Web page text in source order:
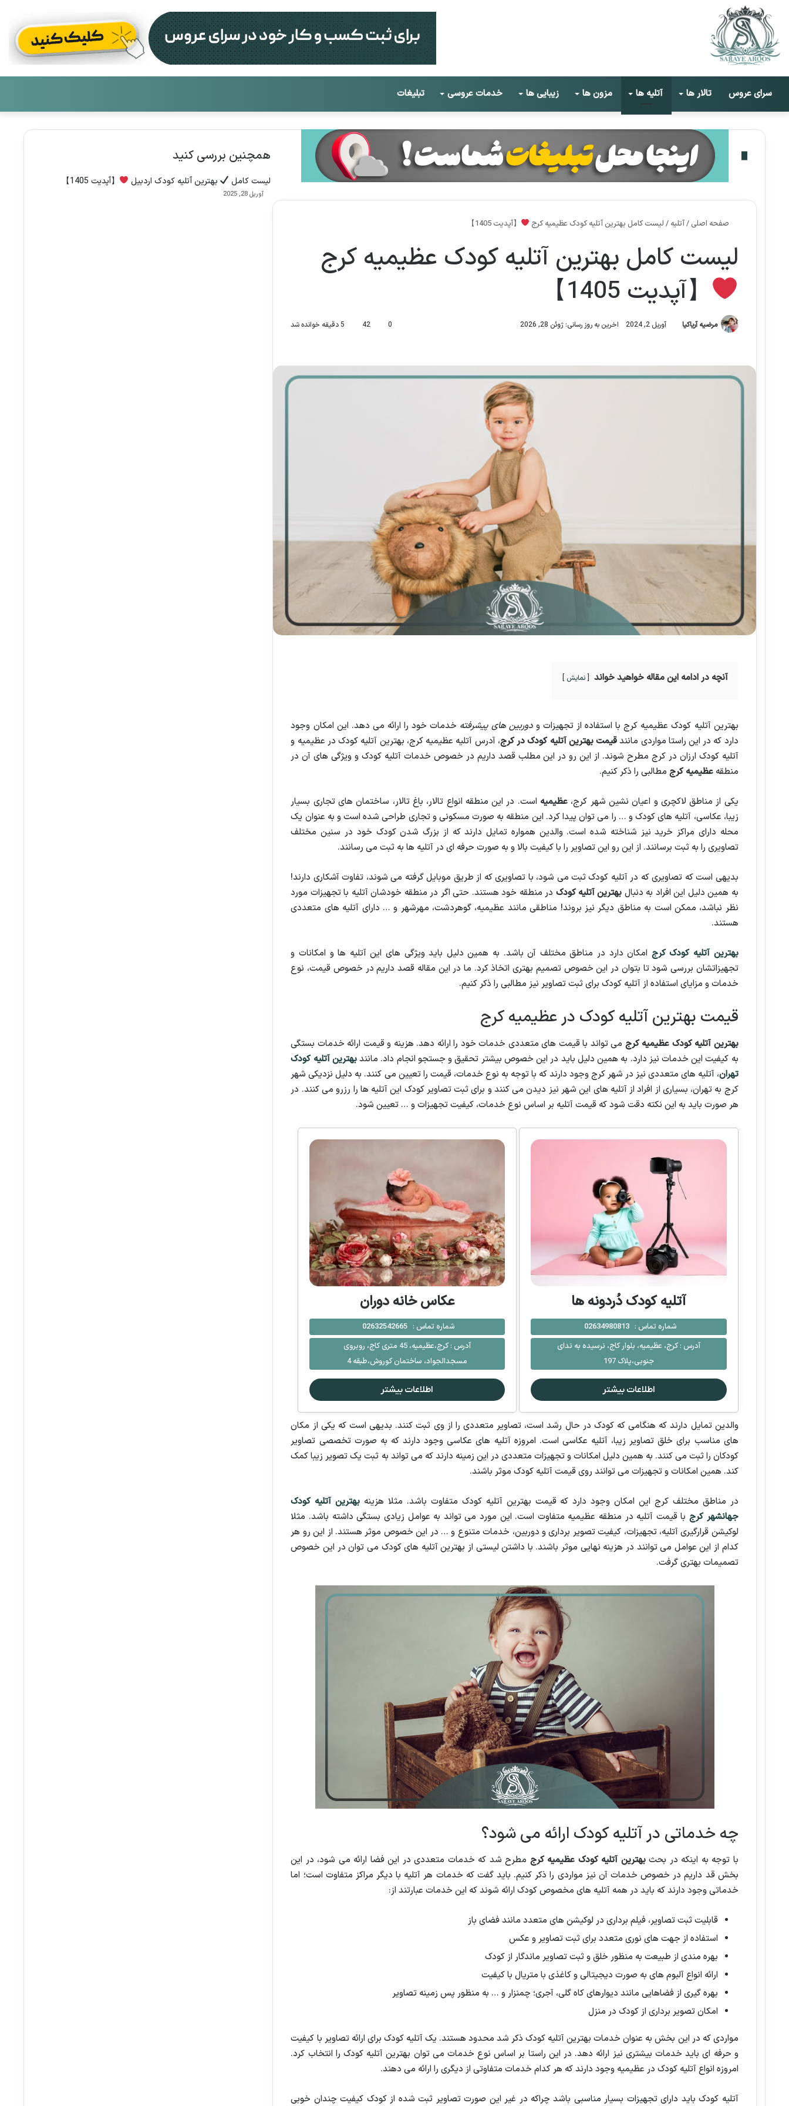
سرای عروس تالار ها آتلیه ها مزون ها زیبایی ها خدمات عروسی تبلیغات
پوست
صفحه اصلی /آتلیه / لیست کامل بهترین آتلیه کودک عظیمیه کرج 【آپدیت 1405】
لیست کامل بهترین آتلیه کودک عظیمیه کرج
【آپدیت 1405】
مرضیه آریاکیا آوریل 2, 2024 اخرین به روز رسانی: ژوئن 28, 2026 0
42
آنچه در ادامه این مقاله خواهید خواند نمایش
بهترین آتلیه کودک عظیمیه کرج با استفاده از تجهیزات ودوربین های پیشرفته خدمات خود را ارائه می دهد. این امکان وجود
دارد که در این راستا مواردی مانندقیمت بهترین آتلیه کودک در کرج، آدرس آتلیه عظیمیه کرج، بهترین آتلیه کودک در عظیمیه و
آتلیه کودک ارزان در کرج مطرح شوند. از این رو در این مطلب قصد داریم در خصوص خدمات آتلیه کودک و ویژگی های آن در
منطقهعظیمیه کرج مطالبی را ذکر کنیم.
یکی از مناطق لاکچری و اعیان نشین شهر کرج، عظیمیه است. در این منطقه انواع تالار، باغ تالار، ساختمان های تجاری بسیار
زیبا، عکاسی، آتلیه های کودک و … را می توان پیدا کرد. این منطقه به صورت مسکونی و تجاری طراحی شده است و به عنوان یک
محله دارای مراکز خرید نیز شناخته شده است. والدین همواره تمایل دارند که از بزرگ شدن کودک خود در سنین مختلف
تصاویری را به ثبت برسانند. از این رو این تصاویر را با کیفیت بالا و به صورت حرفه ای در آتلیه ها به ثبت می رسانند.
بدیهی است که تصاویری که در آتلیه کودک ثبت می شود، با تصاویری که از طریق موبایل گرفته می شوند، تفاوت آشکاری دارند!
به همین دلیل این افراد به دنبال بهترین آتلیه کودک در منطقه خود هستند. حتی اگر در منطقه خودشان آتلیه با تجهیزات مورد
نظر نباشد، ممکن است به مناطق دیگر نیز بروند! مناطقی مانند عظیمیه، گوهردشت، مهرشهر و … دارای آتلیه های متعددی
هستند.
بهترین آتلیه کودک کرج امکان دارد در مناطق مختلف آن باشد. به همین دلیل باید ویژگی های این آتلیه ها و امکانات و
تجهیزاتشان بررسی شود تا بتوان در این خصوص تصمیم بهتری اتخاذ کرد. ما در این مقاله قصد داریم در خصوص قیمت، نوع
خدمات و مزایای استفاده از آتلیه کودک برای ثبت تصاویر نیز مطالبی را ذکر کنیم.
قیمت بهترین آتلیه کودک در عظیمیه کرج
بهترین آتلیه کودک عظیمیه کرج می تواند با قیمت های متعددی خدمات خود را ارائه دهد. هزینه و قیمت ارائه خدمات بستگی
به کیفیت این خدمات نیز دارد. به همین دلیل باید در این خصوص بیشتر تحقیق و جستجو انجام داد. مانندبهترین آتلیه کودک
تهران، آتلیه های متعددی نیز در شهر کرج وجود دارند که با توجه به نوع خدمات، قیمت را تعیین می کنند. به دلیل نزدیکی شهر
کرج به تهران، بسیاری از افراد از آتلیه های این شهر نیز دیدن می کنند و برای ثبت تصاویر کودک این آتلیه ها را رزرو می کنند. در
هر صورت باید به این نکته دقت شود که قیمت آتلیه بر اساس نوع خدمات، کیفیت تجهیزات و … تعیین شود.
آتلیه کودک دُردونه ها
شماره تماس : 02634980813
آدرس : کرج، عظیمیه، بلوار کاج، نرسیده به ندای
جنوبی،پلاک 197
اطلاعات بیشتر
عکاس خانه دوران
شماره تماس : 02632542665
آدرس :
کرج،عظیمیه، 45 متری کاج، روبروی
مسجدالجواد، ساختمان کوروش،طبقه 4
اطلاعات بیشتر
والدین تمایل دارند که هنگامی که کودک در حال رشد است، تصاویر متعددی را از وی ثبت کنند. بدیهی است که یکی از مکان
های مناسب برای خلق تصاویر زیبا، آتلیه عکاسی است. امروزه آتلیه های عکاسی وجود دارند که به صورت تخصصی تصاویر
کودکان را ثبت می کنند. به همین دلیل امکانات و تجهیزات متعددی در این زمینه دارند که می تواند به ثبت یک تصویر زیبا کمک
کند. همین امکانات و تجهیزات می توانند روی قیمت آتلیه کودک موثر باشند.
در مناطق مختلف کرج این امکان وجود دارد که قیمت بهترین آتلیه کودک متفاوت باشد. مثلا هزینه بهترین آتلیه کودک
جهانشهر کرج با قیمت آتلیه در منطقه عظیمیه متفاوت است. این مورد می تواند به عوامل زیادی بستگی داشته باشد. مثلا
لوکیشن قرارگیری آتلیه، تجهیزات، کیفیت تصویر برداری و دوربین، خدمات متنوع و … در این خصوص موثر هستند. از این رو هر
کدام از این عوامل می توانند در هزینه نهایی موثر باشند. با داشتن لیستی از بهترین آتلیه های کودک می توان در این خصوص
تصمیمات بهتری گرفت.
چه خدماتی در آتلیه کودک ارائه می شود؟
با توجه به اینکه در بحثبهترین آتلیه کودک عظیمیه کرج مطرح شد که خدمات متعددی در این فضا ارائه می شود، در این
بخش قد داریم در خصوص خدمات آن نیز مواردی را ذکر کنیم. باید گفت که خدمات هر آتلیه با دیگر مراکز متفاوت است؛ اما
خدماتی وجود دارند که باید در همه آتلیه های مخصوص کودک ارائه شوند که این خدمات عبارتند از:
قابلیت ثبت تصاویر، فیلم برداری در لوکیشن های متعدد مانند فضای باز
استفاده از جهت های نوری متعدد برای ثبت تصاویر و عکس
بهره مندی از طبیعت به منظور خلق و ثبت تصاویر ماندگار از کودک
ارائه انواع آلبوم های به صورت دیجیتالی و کاغذی با متریال با کیفیت
بهره گیری از فضاهایی مانند دیوارهای کاه گلی، آجری؛ چمنزار و … به منظور پس زمینه تصاویر
امکان تصویر برداری از کودک در منزل
مواردی که در این بخش به عنوان خدمات بهترین آتلیه کودک ذکر شد محدود هستند. یک آتلیه کودک برای ارائه تصاویر با کیفیت
و حرفه ای باید خدمات بیشتری نیز ارائه دهد. در این راستا بر اساس نوع خدمات می توان بهترین آتلیه کودک را انتخاب کرد.
امروزه انواع آتلیه کودک در عظیمیه وجود دارند که هر کدام خدمات متفاوتی از دیگری را ارائه می دهند.
آتلیه کودک باید دارای تجهیزات بسیار مناسبی باشد چراکه در غیر این صورت تصاویر ثبت شده از کودک کیفیت چندان خوبی
همچنین بررسی کنید
لیست کامل بهترین آتلیه کودک اردبیل 【آپدیت 1405】
آوریل 28, 2025